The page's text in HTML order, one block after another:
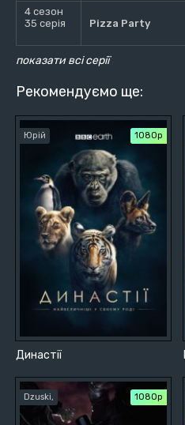
4 сезон
35 серія
Pizza Party
показати всі серії
Рекомендуємо ще:
Династії
Юрій 1080p
Dzuski, 1080p